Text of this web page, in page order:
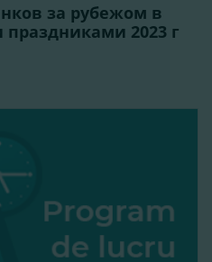
за рубежом в
праздниками 2023 г